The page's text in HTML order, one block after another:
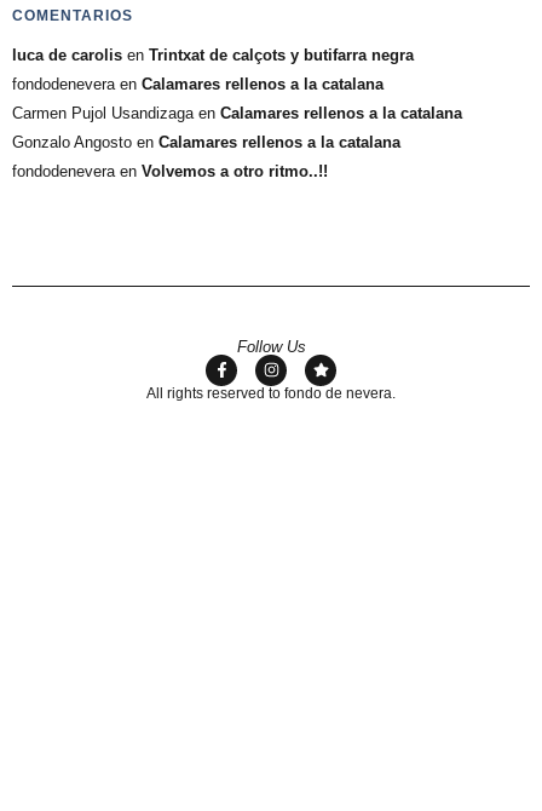
COMENTARIOS
luca de carolis en Trintxat de calçots y butifarra negra
fondodenevera en Calamares rellenos a la catalana
Carmen Pujol Usandizaga en Calamares rellenos a la catalana
Gonzalo Angosto en Calamares rellenos a la catalana
fondodenevera en Volvemos a otro ritmo..!!
Follow Us
All rights reserved to fondo de nevera.